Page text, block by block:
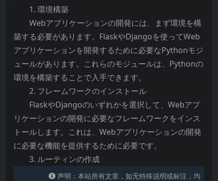
1. 環境構築
Webアプリケーションの開発には、まず環境を構
築する必要があります。FlaskやDjangoを使ってWeb
アプリケーションを開発するために必要なPythonモジ
ュールがあります。これらのモジュールは、Pythonの
環境を構築することで入手できます。
2. フレームワークのインストール
FlaskやDjangoのいずれかを選択して、Webアプ
リケーションの開発に必要なフレームワークをインス
トールします。これは、Webアプリケーションの開発
に必要な機能を提供するために必要です。
3. ルーティンの作成
声明：本站所有文章，如无特殊说明或标注，均